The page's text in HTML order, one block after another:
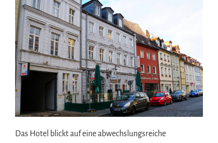
Das Hotel blickt auf eine abwechslungsreiche